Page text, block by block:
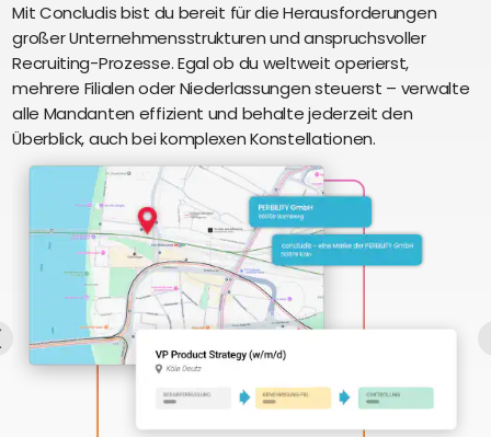
Lernen
eAkte
und
Digitalisierung
Schnittstellen
Intelligenz
Über uns
Perbility
Offene
Stellen
Compliance
Kontakt
Mit Concludis bist du bereit für die Herausforderungen
großer Unternehmensstrukturen und anspruchsvoller
Recruiting-Prozesse. Egal ob du weltweit operierst,
mehrere Filialen oder Niederlassungen steuerst – verwalte
alle Mandanten effizient und behalte jederzeit den
Überblick, auch bei komplexen Konstellationen.